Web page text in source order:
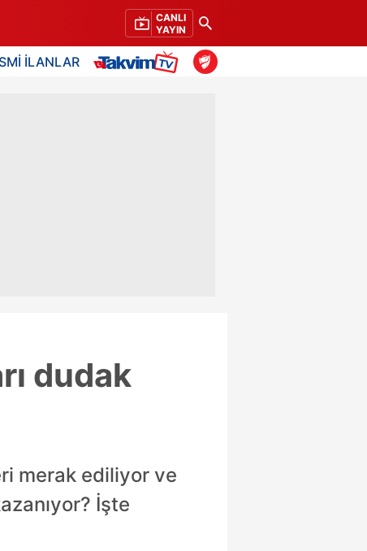
CANLI
YAYIN
İLANLAR
dudak
merak ediliyor ve
İşte